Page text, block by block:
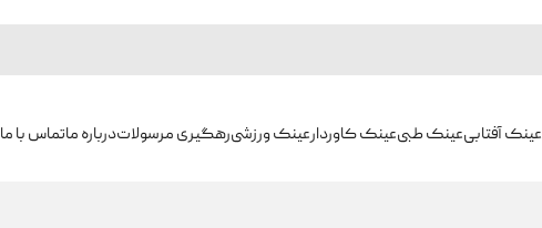
عینک آفتابیعینک طبیعینک کاوردارعینک ورزشیرهگیری مرسولاتدرباره ماتماس با ما